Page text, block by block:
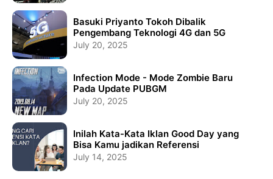
Basuki Priyanto Tokoh Dibalik
Pengembang Teknologi 4G dan 5G
July 20, 2025
Infection Mode - Mode Zombie Baru
Pada Update PUBGM
July 20, 2025
Inilah Kata-Kata Iklan Good Day yang
Bisa Kamu jadikan Referensi
July 14, 2025